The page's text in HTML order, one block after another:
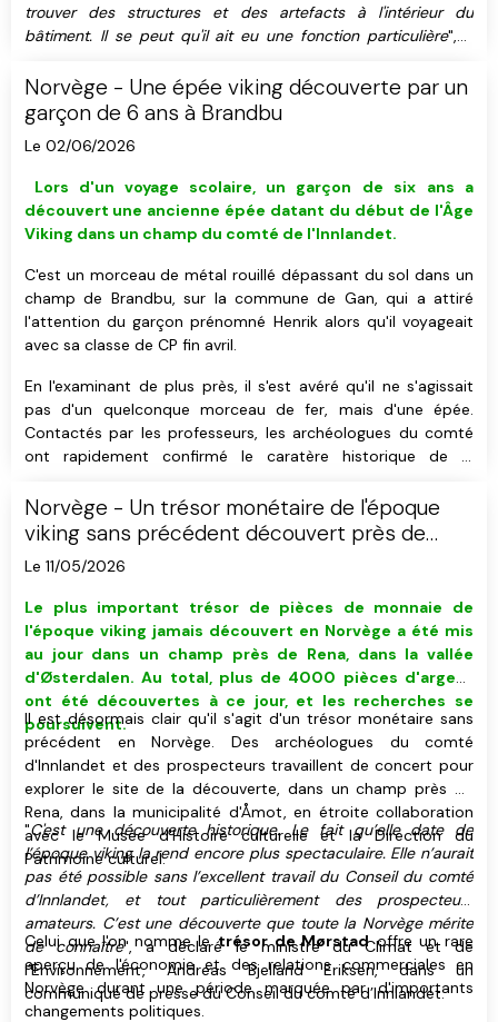
trouver des structures et des artefacts à l'intérieur du
bâtiment. Il se peut qu'il ait eu une fonction particulière", a
à l'Université de Stavanger, qui a participé aux fouilles.
Norvège - Une épée viking découverte par un
garçon de 6 ans à Brandbu
Le 02/06/2026
Lors d'un voyage scolaire, un garçon de six ans a
découvert une ancienne épée datant du début de l'Âge
Viking dans un champ du comté de l'Innlandet.
C'est un morceau de métal rouillé dépassant du sol dans un
champ de Brandbu, sur la commune de Gan, qui a attiré
l'attention du garçon prénomné Henrik alors qu'il voyageait
avec sa classe de CP fin avril.
En l'examinant de plus près, il s'est avéré qu'il ne s'agissait
pas d'un quelconque morceau de fer, mais d'une épée.
Contactés par les professeurs, les archéologues du comté
ont rapidement confirmé le caratère historique de la
Norvège - Un trésor monétaire de l'époque
viking sans précédent découvert près de
Rena
Le 11/05/2026
Le plus important trésor de pièces de monnaie de
l'époque viking jamais découvert en Norvège a été mis
au jour dans un champ près de Rena, dans la vallée
d'Østerdalen. Au total, plus de 4000 pièces d'argent
ont été découvertes à ce jour, et les recherches se
poursuivent.
Il est désormais clair qu'il s'agit d'un trésor monétaire sans
précédent en Norvège. Des archéologues du comté
d'Innlandet et des prospecteurs travaillent de concert pour
explorer le site de la découverte, dans un champ près de
Rena, dans la municipalité d'Åmot, en étroite collaboration
avec le Musée d'Histoire culturelle et la Direction du
Patrimoine culturel.
"C'est une découverte historique. Le fait qu’elle date de
l’époque viking la rend encore plus spectaculaire. Elle n’aurait
pas été possible sans l’excellent travail du Conseil du comté
d’Innlandet, et tout particulièrement des prospecteurs
amateurs. C’est une découverte que toute la Norvège mérite
de connaître", a déclaré le ministre du Climat et de
l’Environnement, Andreas Bjelland Eriksen, dans un
communiqué de presse du Conseil du comté d’Innlandet.
Celui que l'on nomme letrésor de Mørstadoffre un rare
aperçu de l'économie et des relations commerciales en
Norvège durant une période marquée par d'importants
changements politiques.